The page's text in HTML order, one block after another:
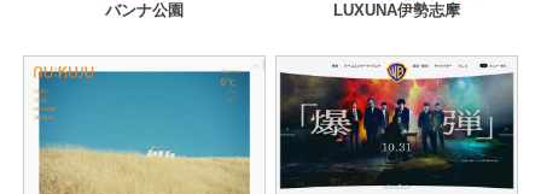
バンナ公園 LUXUNA伊勢志摩